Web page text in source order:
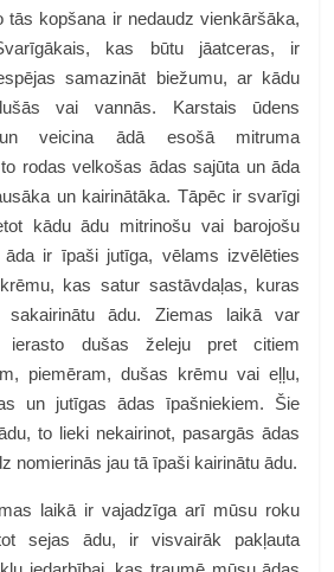
kopšana ir nedaudz vienkāršāka,
kas būtu jāatceras, ir
samazināt biežumu, ar kādu
vai vannās. Karstais ūdens
veicina ādā esošā mitruma
rodas velkošas ādas sajūta un āda
un kairinātāka. Tāpēc ir svarīgi
kādu ādu mitrinošu vai barojošu
ir īpaši jutīga, vēlams izvēlēties
kas satur sastāvdaļas, kuras
ādu. Ziemas laikā var
dušas želeju pret citiem
piemēram, dušas krēmu vai eļļu,
un jutīgas ādas īpašniekiem. Šie
to lieki nekairinot, pasargās ādas
nomierinās jau tā īpaši kairinātu ādu.
laikā ir vajadzīga arī mūsu roku
sejas ādu, ir visvairāk pakļauta